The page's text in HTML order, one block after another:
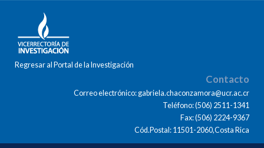
Regresar al Portal de la Investigación
Contacto
Correo electrónico: gabriela.chaconzamora@ucr.ac.cr
Teléfono: (506) 2511-1341
Fax: (506) 2224-9367
Cód.Postal: 11501-2060,Costa Rica